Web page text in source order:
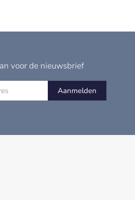
voor de nieuwsbrief
Aanmelden